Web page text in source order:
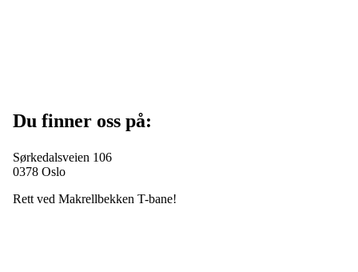
Du finner oss på:
Sørkedalsveien 106
0378 Oslo
Rett ved Makrellbekken T-bane!